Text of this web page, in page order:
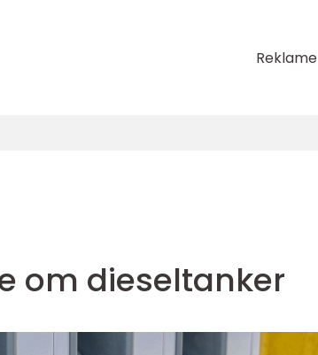
Reklame
om dieseltanker